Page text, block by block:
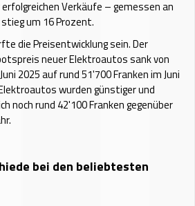
Verkäufe – gemessen an
um 16 Prozent.
die Preisentwicklung sein. Der
neuer Elektroautos sank von
2025 auf rund 51'700 Franken im Juni
wurden günstiger und
noch rund 42'100 Franken gegenüber
bei den beliebtesten